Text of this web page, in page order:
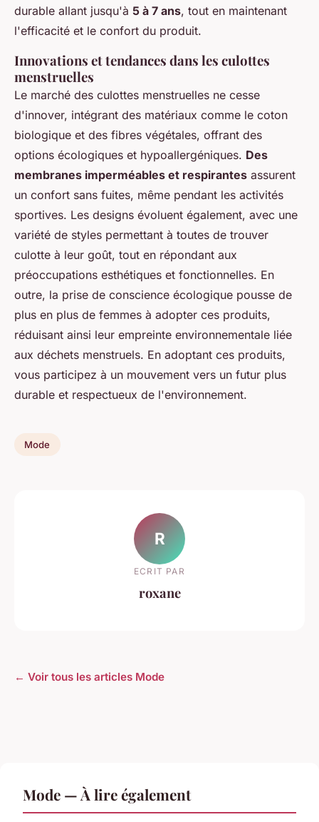
durable allant jusqu'à 5 à 7 ans, tout en maintenant
l'efficacité et le confort du produit.
Innovations et tendances dans les culottes
menstruelles
Le marché des culottes menstruelles ne cesse
d'innover, intégrant des matériaux comme le coton
biologique et des fibres végétales, offrant des
options écologiques et hypoallergéniques. Des
membranes imperméables et respirantes assurent
un confort sans fuites, même pendant les activités
sportives. Les designs évoluent également, avec une
variété de styles permettant à toutes de trouver
culotte à leur goût, tout en répondant aux
préoccupations esthétiques et fonctionnelles. En
outre, la prise de conscience écologique pousse de
plus en plus de femmes à adopter ces produits,
réduisant ainsi leur empreinte environnementale liée
aux déchets menstruels. En adoptant ces produits,
vous participez à un mouvement vers un futur plus
durable et respectueux de l'environnement.
Mode
R
ECRIT PAR
roxane
← Voir tous les articles Mode
Mode — À lire également